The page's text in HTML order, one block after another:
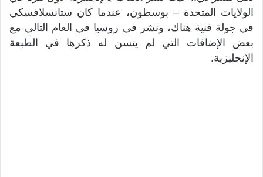
الولايات المتحدة – بوسطون، عندما كان ستانسلافسكي
في جولة فنية هناك، ونشر في روسيا في العام التالي مع
بعض الإضافات التي لم يتسن له ذكرها في الطبعة
الإنجليزية.